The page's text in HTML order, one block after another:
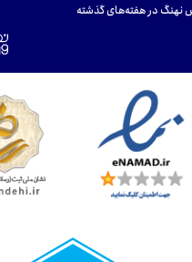
نهنگ در هفته‌های گذشته